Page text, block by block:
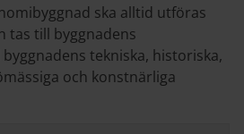
ska alltid utföras
tas till byggnadens
tekniska, historiska,
och konstnärliga